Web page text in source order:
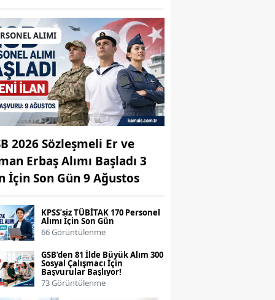
ALIMI
2026 Sözleşmeli Er ve
Erbaş Alımı Başladı 3
İçin Son Gün 9 Ağustos
KPSS’siz TÜBİTAK 170 Personel
Alımı İçin Son Gün
66 Görüntülenme
GSB’den 81 İlde Büyük Alım 300
Sosyal Çalışmacı İçin
Başvurular Başlıyor!
73 Görüntülenme